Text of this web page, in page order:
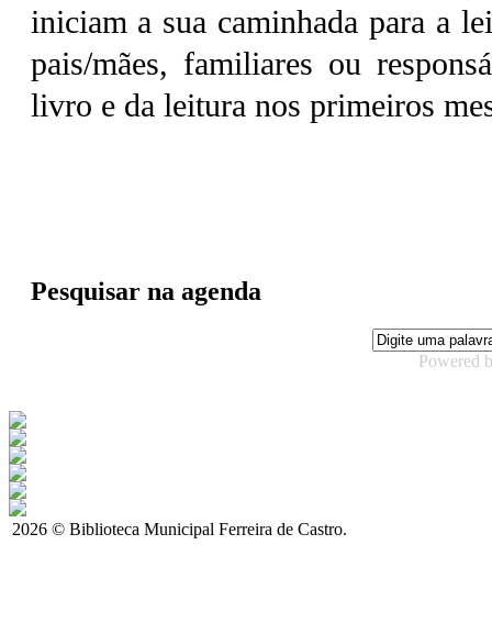
iniciam a sua caminhada para a
pais/mães, familiares ou
livro e da leitura nos primeiros
Pesquisar na agenda
Powered
2026 © Biblioteca Municipal Ferreira de Castro.